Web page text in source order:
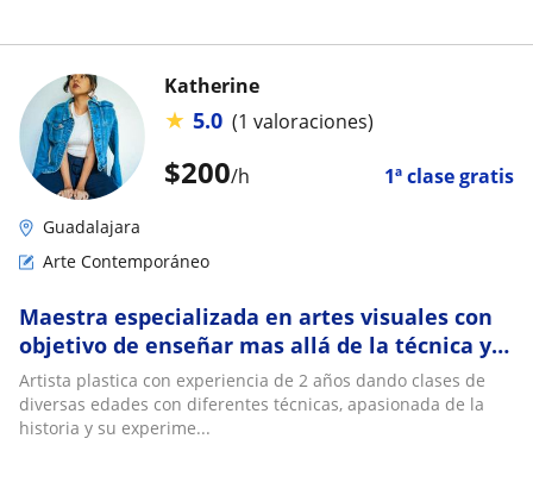
$200/h 1ª clase gratis
Katherine
★ 5.0 (1 valoraciones)
Guadalajara
Arte Contemporáneo
Maestra especializada en artes visuales con
objetivo de enseñar mas allá de la técnica y
su historia, sea en presencial u online
Artista plastica con experiencia de 2 años dando clases de
diversas edades con diferentes técnicas, apasionada de la
historia y su experime...